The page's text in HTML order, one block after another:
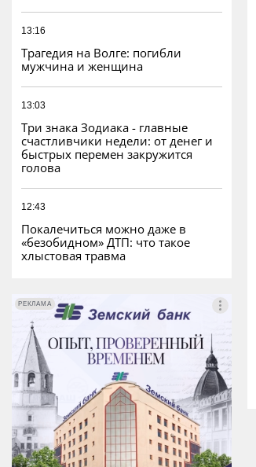
13:16
Трагедия на Волге: погибли
мужчина и женщина
13:03
Три знака Зодиака - главные
счастливчики недели: от денег и
быстрых перемен закружится
голова
12:43
Покалечиться можно даже в
«безобидном» ДТП: что такое
хлыстовая травма
РЕКЛАМА
РЕКЛАМА